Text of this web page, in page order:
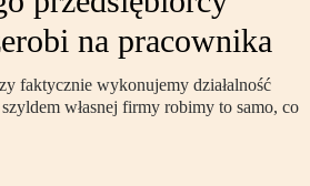
na pracownika
faktycznie wykonujemy działalność
własnej firmy robimy to samo, co